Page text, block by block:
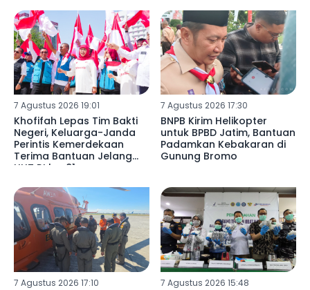
7 Agustus 2026 19:01
Khofifah Lepas Tim Bakti
Negeri, Keluarga-Janda
Perintis Kemerdekaan
Terima Bantuan Jelang
HUT RI ke-81
7 Agustus 2026 17:30
BNPB Kirim Helikopter
untuk BPBD Jatim, Bantuan
Padamkan Kebakaran di
Gunung Bromo
7 Agustus 2026 17:10 7 Agustus 2026 15:48